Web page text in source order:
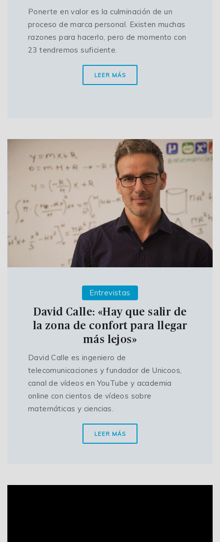
Ponerte en valor es la culminación de un
proceso de marca personal. Existen muchas
razones para hacerlo, pero de momento con
23 tendremos suficiente.
LEER MÁS
Entrevistas
David Calle: «Hay que salir de
la zona de confort para llegar
más lejos»
David Calle es ingeniero de
telecomunicaciones y fundador de Unicoos,
canal de vídeos en YouTube y academia
online con cientos de vídeos sobre
matemáticas y ciencias.
LEER MÁS